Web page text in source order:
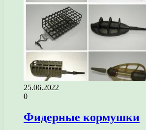
25.06.2022
0
Фидерные кормушки